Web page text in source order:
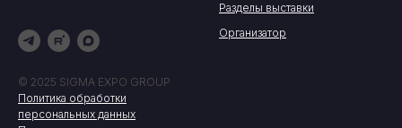
© 2025 SIGMA EXPO GROUP
Политика обработки
персональных данных
Разделы выставки
Организатор